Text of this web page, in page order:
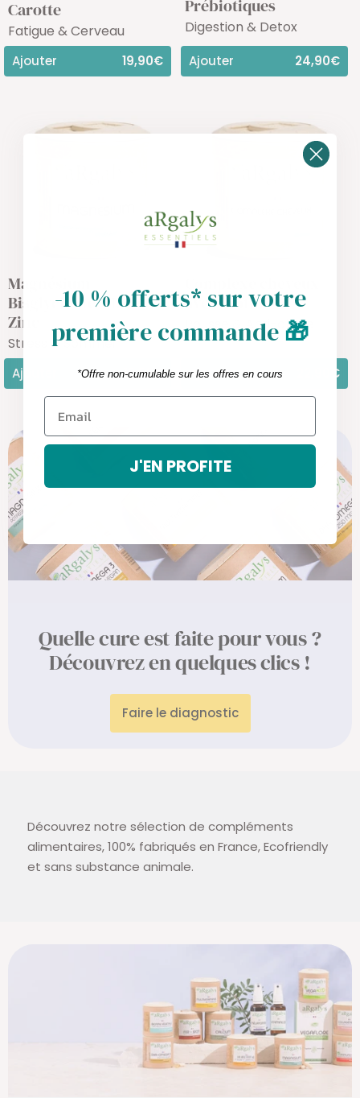
Carotte
Fatigue & Cerveau
Ajouter 19,90€
Prébiotiques
Digestion & Detox
Ajouter 24,90€
Magnésium
Bisglycinate + B6 et
Zinc
Stress & Sommeil
Ajouter 15,50€
Complexe cheveux
avec Biotine
Pousse & Anti-chute
Ajouter 22,90€
Quelle cure est faite pour vous ?
Découvrez en quelques clics !
Faire le diagnostic
Découvrez notre sélection de compléments
alimentaires, 100% fabriqués en France, Ecofriendly
et sans substance animale.
-10 % offerts* sur votre
première commande🎁
*Offre non-cumulable sur les offres en cours
J'EN PROFITE